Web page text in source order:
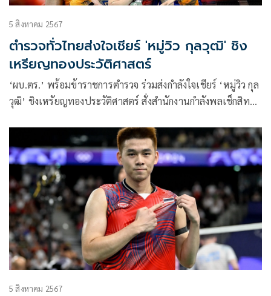
5 สิงหาคม 2567
ตำรวจทั่วไทยส่งใจเชียร์ 'หมู่วิว กุลวุฒิ' ชิง
เหรียญทองประวัติศาสตร์
‘ผบ.ตร.’ พร้อมข้าราชการตำรวจ ร่วมส่งกำลังใจเชียร์ ‘หมู่วิว กุล
วุฒิ’ ชิงเหรัยญทองประวัติศาสตร์ สั่งสำนักงานกำลังพลเช็กสิทธิ์
5 สิงหาคม 2567